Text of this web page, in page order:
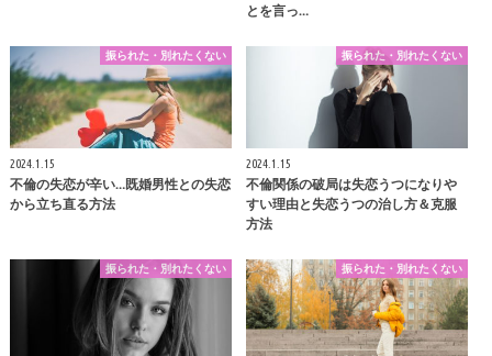
とを言っ…
振られた・別れたくない
2024.1.15
不倫の失恋が辛い…既婚男性との失恋
から立ち直る方法
振られた・別れたくない
2024.1.15
不倫関係の破局は失恋うつになりや
すい理由と失恋うつの治し方＆克服
方法
振られた・別れたくない 振られた・別れたくない